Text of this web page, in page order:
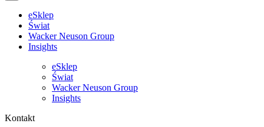
eSklep
Świat
Wacker Neuson Group
Insights
eSklep
Świat
Wacker Neuson Group
Insights
Kontakt